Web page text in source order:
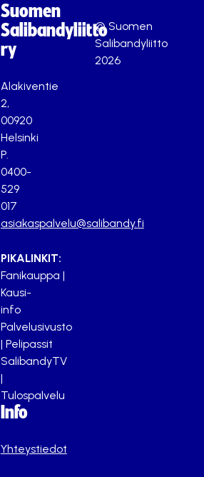
Suomen
Salibandyliitto
ry
Alakiventie
2,
00920
Helsinki
P.
0400-
529
017
asiakaspalvelu@salibandy.fi
PIKALINKIT:
Fanikauppa |
Kausi-
info
Palvelusivusto
| Pelipassit
SalibandyTV
|
Tulospalvelu
Info
Yhteystiedot
© Suomen
Salibandyliitto
2026